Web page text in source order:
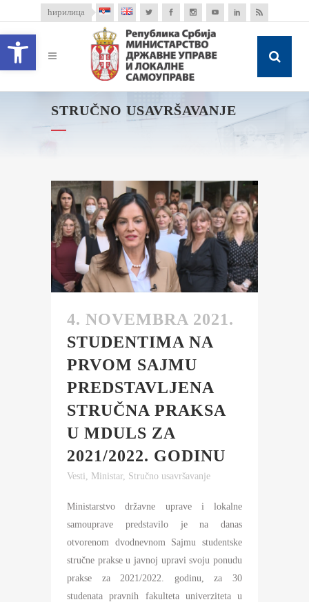
Open toolbar
ћирилица
STRUČNO USAVRŠAVANJE
4. NOVEMBRA 2021.
STUDENTIMA NA
PRVOM SAJMU
PREDSTAVLJENA
STRUČNA PRAKSA
U MDULS ZA
2021/2022. GODINU
Vesti Ministar, Stručno usavršavanje
Ministarstvo državne uprave i lokalne
samouprave predstavilo je na danas
otvorenom dvodnevnom Sajmu studentske
stručne prakse u javnoj upravi svoju ponudu
prakse za 2021/2022. godinu, za 30
studenata pravnih fakulteta univerziteta u